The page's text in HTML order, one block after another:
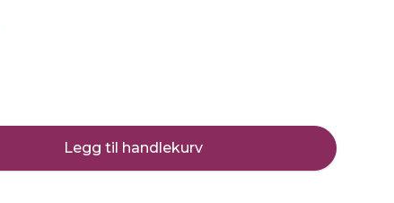
Legg til handlekurv